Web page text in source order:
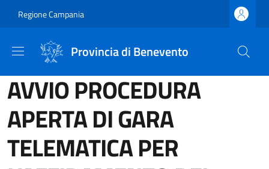
Regione Campania
Provincia di Benevento
AVVIO PROCEDURA
APERTA DI GARA
TELEMATICA PER